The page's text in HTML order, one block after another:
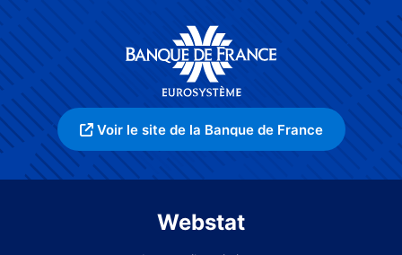
Voir le site de la Banque de France
Webstat